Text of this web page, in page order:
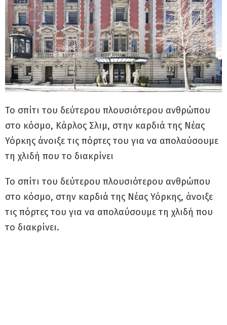
Το σπίτι του δεύτερου πλουσιότερου ανθρώπου
στο κόσμο, Κάρλος Σλιμ, στην καρδιά της Νέας
Υόρκης άνοιξε τις πόρτες του για να απολαύσουμε
τη χλιδή που το διακρίνει
Το σπίτι του δεύτερου πλουσιότερου ανθρώπου
στο κόσμο, στην καρδιά της Νέας Υόρκης, άνοιξε
τις πόρτες του για να απολαύσουμε τη χλιδή που
το διακρίνει.